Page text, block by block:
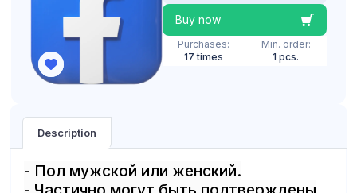
Buy now
Purchases:
17 times
Min. order:
1 pcs.
Description
- Пол мужской или женский.